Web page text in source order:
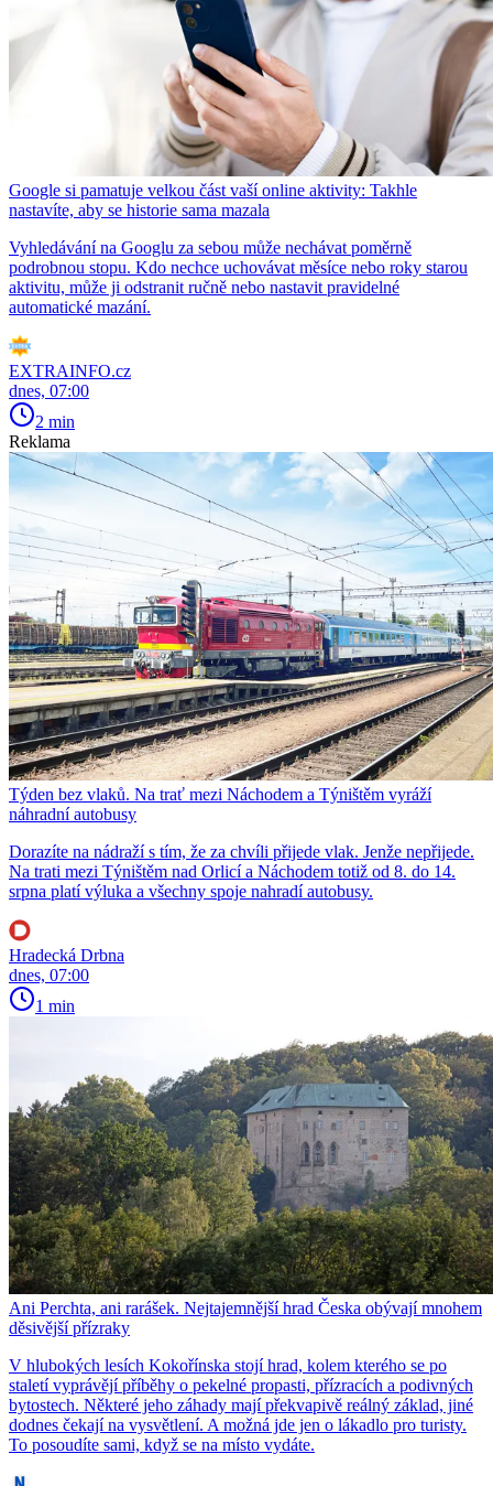
Google si pamatuje velkou část vaší online aktivity: Takhle
nastavíte, aby se historie sama mazala
Vyhledávání na Googlu za sebou může nechávat poměrně
podrobnou stopu. Kdo nechce uchovávat měsíce nebo roky starou
aktivitu, může ji odstranit ručně nebo nastavit pravidelné
automatické mazání.
EXTRAINFO.cz
dnes, 07:00
2 min
Reklama
Týden bez vlaků. Na trať mezi Náchodem a Týništěm vyráží
náhradní autobusy
Dorazíte na nádraží s tím, že za chvíli přijede vlak. Jenže nepřijede.
Na trati mezi Týništěm nad Orlicí a Náchodem totiž od 8. do 14.
srpna platí výluka a všechny spoje nahradí autobusy.
Hradecká Drbna
dnes, 07:00
1 min
Ani Perchta, ani rarášek. Nejtajemnější hrad Česka obývají mnohem
děsivější přízraky
V hlubokých lesích Kokořínska stojí hrad, kolem kterého se po
staletí vyprávějí příběhy o pekelné propasti, přízracích a podivných
bytostech. Některé jeho záhady mají překvapivě reálný základ, jiné
dodnes čekají na vysvětlení. A možná jde jen o lákadlo pro turisty.
To posoudíte sami, když se na místo vydáte.